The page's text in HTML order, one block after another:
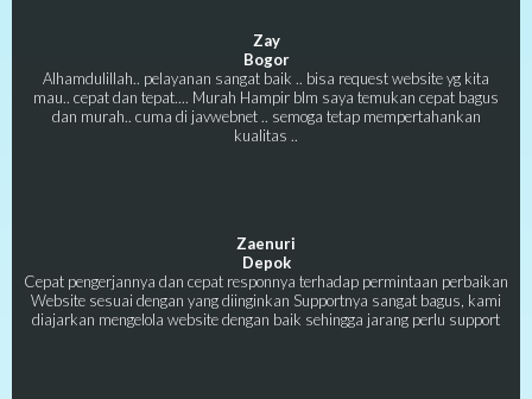
Zay
Bogor
Alhamdulillah.. pelayanan sangat baik .. bisa request website yg kita
mau.. cepat dan tepat.... Murah Hampir blm saya temukan cepat bagus
dan murah.. cuma di javwebnet .. semoga tetap mempertahankan
kualitas ..
Zaenuri
Depok
Cepat pengerjannya dan cepat responnya terhadap permintaan perbaikan
Website sesuai dengan yang diinginkan Supportnya sangat bagus, kami
diajarkan mengelola website dengan baik sehingga jarang perlu support